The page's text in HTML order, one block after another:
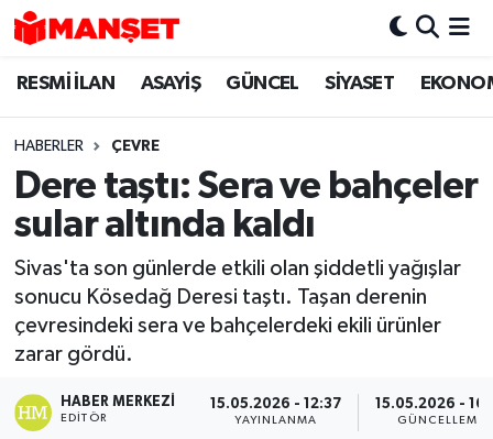
RESMİ İLAN ASAYİŞ GÜNCEL SİYASET
HABERLER ÇEVRE
Dere taştı: Sera ve bahçeler
sular altında kaldı
Sivas'ta son günlerde etkili olan şiddetli yağışlar
sonucu Kösedağ Deresi taştı. Taşan derenin
çevresindeki sera ve bahçelerdeki ekili ürünler
zarar gördü.
HABER MERKEZI
EDITÖR
15.05.2026 - 12:37
YAYINLANMA
15.05.2026 -
GÜNCELLEME
Hava Durumu
Trafik Durumu
Süper Lig Puan Durumu ve Fikstür
Son Dakika Haberleri
Haber Arşivi